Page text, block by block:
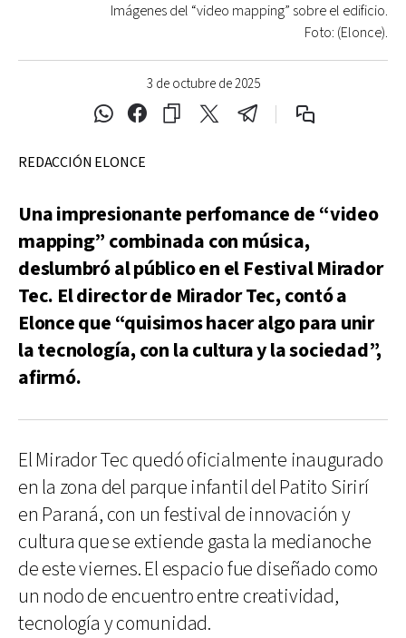
3 de octubre de 2025
Imágenes del “video mapping” sobre el edificio.
Foto: (Elonce).
REDACCIÓN ELONCE
Una impresionante perfomance de “video
mapping” combinada con música,
deslumbró al público en el Festival Mirador
Tec. El director de Mirador Tec, contó a
Elonce que “quisimos hacer algo para unir
la tecnología, con la cultura y la sociedad”,
afirmó.
El Mirador Tec quedó oficialmente inaugurado
en la zona del parque infantil del Patito Sirirí
en Paraná, con un festival de innovación y
cultura que se extiende gasta la medianoche
de este viernes. El espacio fue diseñado como
un nodo de encuentro entre creatividad,
tecnología y comunidad.